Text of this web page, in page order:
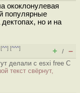
ококлонулевая
популярные
но и на
^^] [^^^]
+ / –
делали с esxi free C
текст свёрнут,